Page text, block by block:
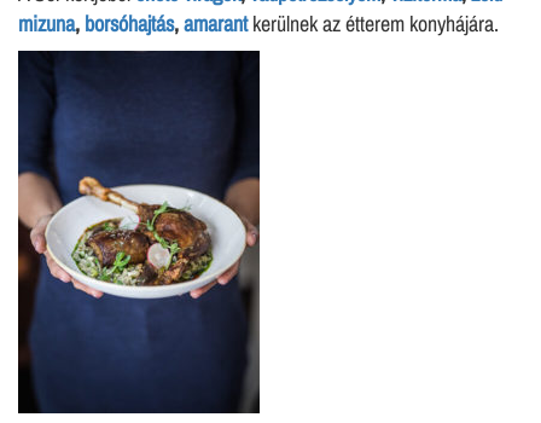
mizuna, borsóhajtás,amarantkerülnek az étterem konyhájára.